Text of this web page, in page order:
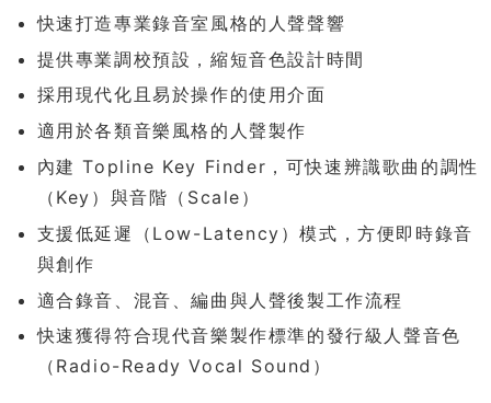
快速打造專業錄音室風格的人聲聲響
提供專業調校預設，縮短音色設計時間
採用現代化且易於操作的使用介面
適用於各類音樂風格的人聲製作
內建 Topline Key Finder，可快速辨識歌曲的調性
（Key）與音階（Scale）
支援低延遲（Low-Latency）模式，方便即時錄音
與創作
適合錄音、混音、編曲與人聲後製工作流程
快速獲得符合現代音樂製作標準的發行級人聲音色
（Radio-Ready Vocal Sound）